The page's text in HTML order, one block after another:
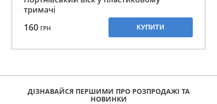
тримачі
160 ГРН КУПИТИ
ДІЗНАВАЙСЯ ПЕРШИМИ ПРО РОЗПРОДАЖІ ТА
НОВИНКИ